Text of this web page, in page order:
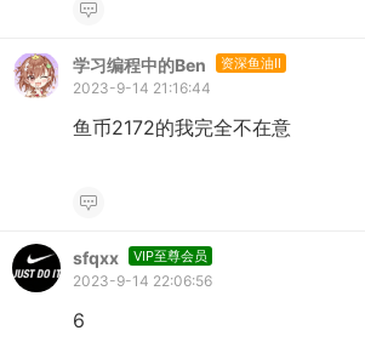
学习编程中的Ben 资深鱼油II
2023-9-14 21:16:44
鱼币2172的我完全不在意
sfqxx VIP至尊会员
2023-9-14 22:06:56
6